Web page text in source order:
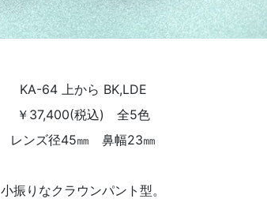
KA-64 上から BK,LDE
￥37,400(税込) 全5色
レンズ径45㎜ 鼻幅23㎜
小振りなクラウンパント型。